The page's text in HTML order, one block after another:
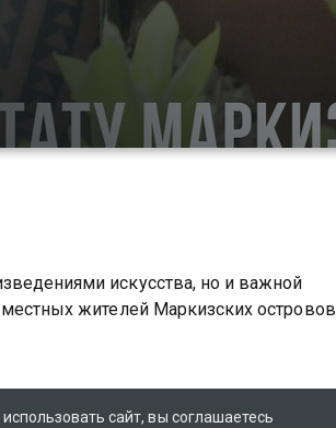
искусства, но и важной
жителей Маркизских островов
сайт, вы соглашаетесь